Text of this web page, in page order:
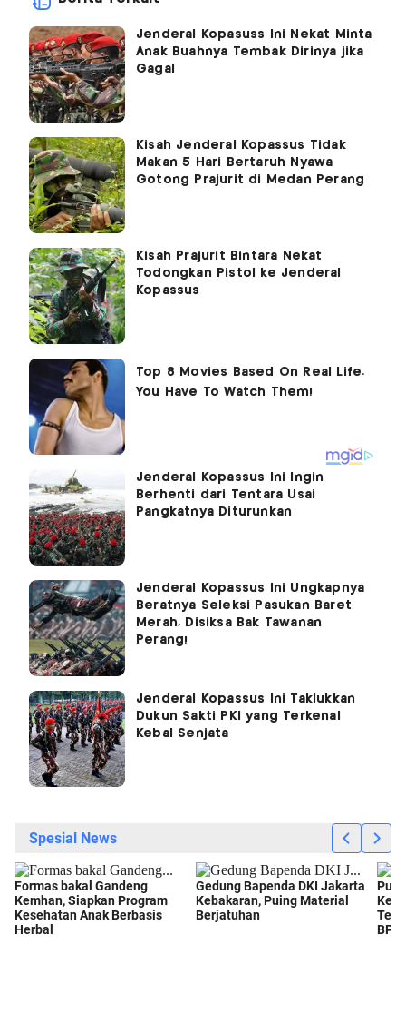
Jenderal Kopasuss Ini Nekat Minta
Anak Buahnya Tembak Dirinya jika
Gagal
Kisah Jenderal Kopassus Tidak
Makan 5 Hari Bertaruh Nyawa
Gotong Prajurit di Medan Perang
Kisah Prajurit Bintara Nekat
Todongkan Pistol ke Jenderal
Kopassus
Jenderal Kopassus Ini Ingin
Berhenti dari Tentara Usai
Pangkatnya Diturunkan
Jenderal Kopassus Ini Ungkapnya
Beratnya Seleksi Pasukan Baret
Merah, Disiksa Bak Tawanan
Perang!
Jenderal Kopassus Ini Taklukkan
Dukun Sakti PKI yang Terkenal
Kebal Senjata